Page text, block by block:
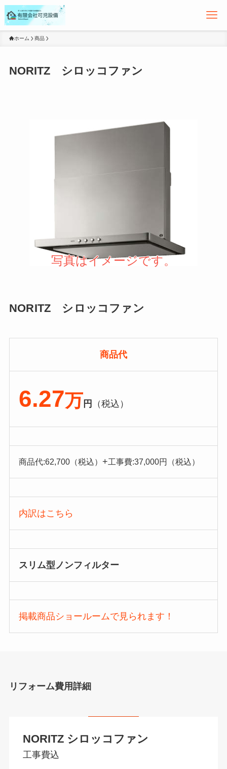
ホーム 商品
NORITZ シロッコファン
写真はイメージです。
NORITZ シロッコファン
商品代
6.27万 円 （税込）
商品代:62,700（税込） +工事費:37,000円（税込）
内訳はこちら
スリム型ノンフィルター
掲載商品ショールームで見られます！
リフォーム費用詳細
NORITZ シロッコファン
工事費込